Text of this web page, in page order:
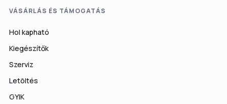
VÁSÁRLÁS ÉS TÁMOGATÁS
Hol kapható
Kiegészítők
Szerviz
Letöltés
GYIK